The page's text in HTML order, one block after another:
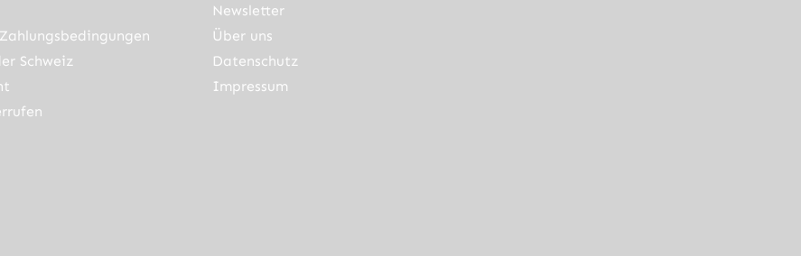
Schweiz
Newsletter
Über uns
Datenschutz
Impressum